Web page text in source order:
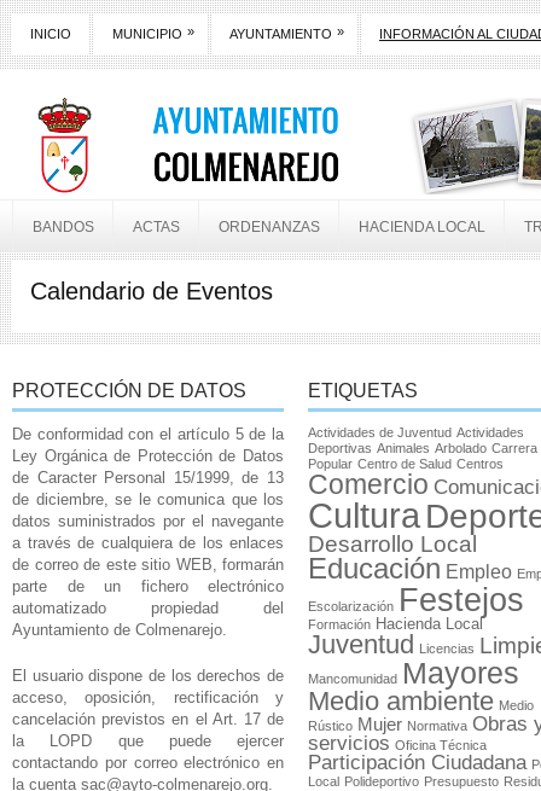
INICIO MUNICIPIO » AYUNTAMIENTO » INFORMACIÓN AL
BANDOS ACTAS ORDENANZAS HACIENDA LOCAL
Calendario de Eventos
PROTECCIÓN DE DATOS
De conformidad con el artículo 5 de la
Ley Orgánica de Protección de Datos
de Caracter Personal 15/1999, de 13
de diciembre, se le comunica que los
datos suministrados por el navegante
a través de cualquiera de los enlaces
de correo de este sitio WEB, formarán
parte de un fichero electrónico
automatizado propiedad del
Ayuntamiento de Colmenarejo.
El usuario dispone de los derechos de
acceso, oposición, rectificación y
cancelación previstos en el Art. 17 de
la LOPD que puede ejercer
contactando por correo electrónico en
la cuenta sac@ayto-colmenarejo.org.
ETIQUETAS
Actividades de Juventud Actividades
Deportivas Animales Arbolado Carrera
Popular Centro de Salud Centros
Comercio
Cultura
Desarrollo Local
Educación Empleo
Escolarización Festejos
Formación Hacienda Local
Juventud Licencias
Mancomunidad Mayores
Medio ambiente Medio
Rústico Mujer Normativa Obras
servicios Oficina Técnica
Participación Ciudadana
Local Polideportivo Presupuesto